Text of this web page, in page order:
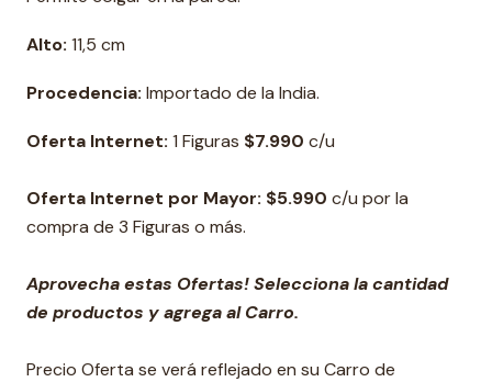
Alto: 11,5 cm
Procedencia: Importado de la India.
Oferta Internet: 1 Figuras $7.990 c/u
Oferta Internet por Mayor: $5.990 c/u por la
compra de 3 Figuras o más.
Aprovecha estas Ofertas! Selecciona la cantidad
de productos y agrega al Carro.
Precio Oferta se verá reflejado en su Carro de